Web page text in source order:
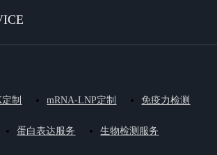
制 mRNA-LNP定制 免疫力检测
蛋白表达服务 生物检测服务